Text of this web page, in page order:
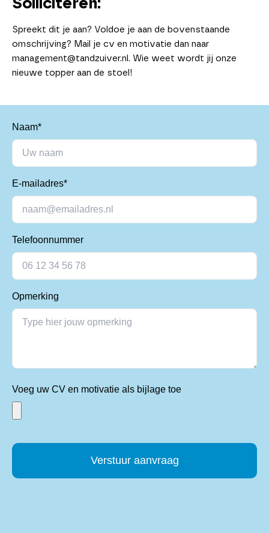
Solliciteren:
Spreekt dit je aan? Voldoe je aan de bovenstaande
omschrijving? Mail je cv en motivatie dan naar
management@tandzuiver.nl. Wie weet wordt jij onze
nieuwe topper aan de stoel!
Naam*
E-mailadres*
Telefoonnummer
Opmerking
Voeg uw CV en motivatie als bijlage toe